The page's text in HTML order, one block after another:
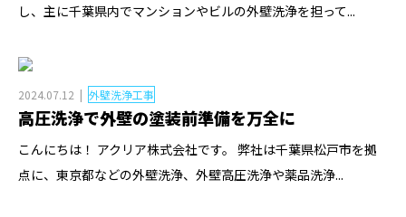
し、主に千葉県内でマンションやビルの外壁洗浄を担って...
2024.07.12 外壁洗浄工事
高圧洗浄で外壁の塗装前準備を万全に
こんにちは！ アクリア株式会社です。 弊社は千葉県松戸市を拠
点に、東京都などの外壁洗浄、外壁高圧洗浄や薬品洗浄...